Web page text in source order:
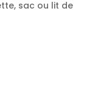
sac ou lit de